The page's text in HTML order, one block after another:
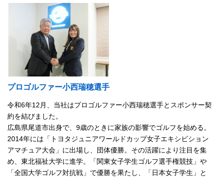
プロゴルファー小西瑞穂選手
令和6年12月、当社はプロゴルファー小西瑞穂選手とスポンサー契
約を結びました。
広島県尾道市出身で、9歳のときに家族の影響でゴルフを始める。
2014年には「トヨタジュニアワールドカップ女子エキシビション
アマチュア大会」に出場し、団体優勝。その活躍により注目を集
め、東北福祉大学に進学。「関東女子学生ゴルフ選手権競技」や
「全国大学ゴルフ対抗戦」で優勝を果たし、「日本女子学生」と